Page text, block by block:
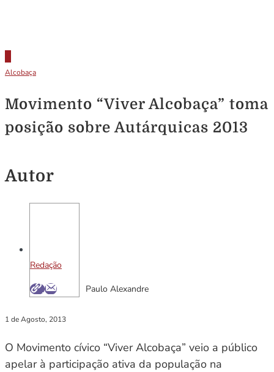
Alcobaça
Movimento “Viver Alcobaça” toma
posição sobre Autárquicas 2013
Autor
Redação
Paulo Alexandre
1 de Agosto, 2013
O Movimento cívico “Viver Alcobaça” veio a público
apelar à participação ativa da população na